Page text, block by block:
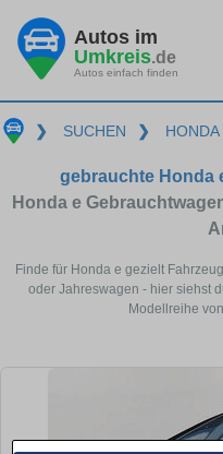
Autos im
Umkreis.de
Autos einfach finden
❯ SUCHEN ❯ HONDA
gebrauchte Honda
Honda e
Finde für Honda e gezielt
oder Jahreswagen - hier siehst
Modellreihe